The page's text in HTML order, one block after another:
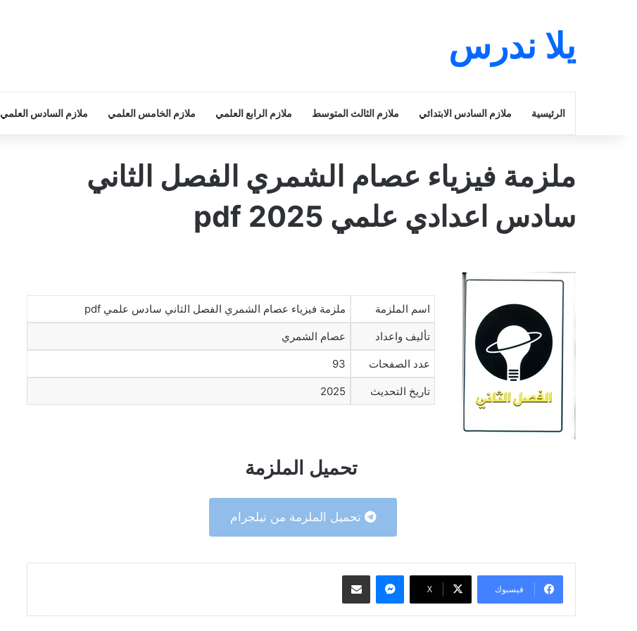
يلا ندرس
الرئيسية ملازم السادس الابتدائي ملازم الثالث المتوسط ملازم الرابع العلمي ملازم الخامس العلمي ملازم السادس العلمي
ملزمة فيزياء عصام الشمري الفصل الثاني
سادس اعدادي علمي 2025 pdf
اسم الملزمة ملزمة فيزياء عصام الشمري الفصل الثاني سادس علمي pdf
تأليف واعداد عصام الشمري
عدد الصفحات 93
تاريخ التحديث 2025
تحميل الملزمة
تحميل الملزمة من تيلجرام
فيسبوك ‫X
ماسنجر مشاركة عبر البريد